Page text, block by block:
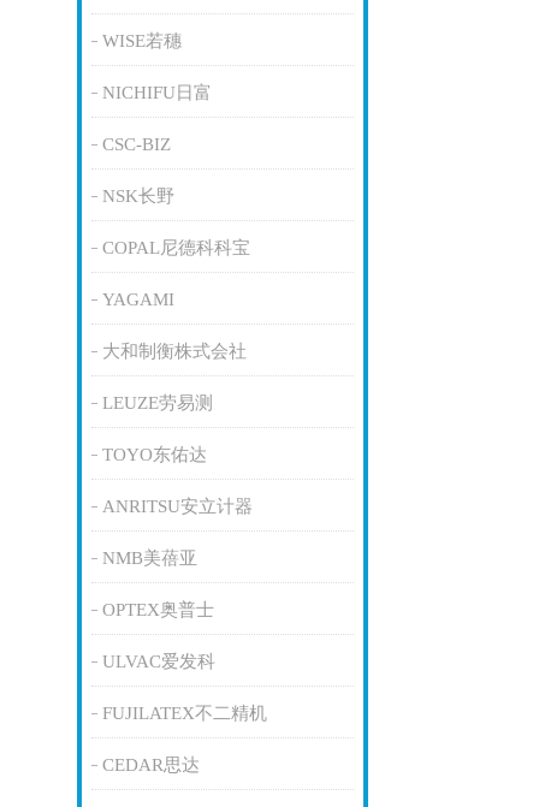
WISE若穗
NICHIFU日富
CSC-BIZ
NSK长野
COPAL尼德科科宝
YAGAMI
大和制衡株式会社
LEUZE劳易测
TOYO东佑达
ANRITSU安立计器
NMB美蓓亚
OPTEX奥普士
ULVAC爱发科
FUJILATEX不二精机
CEDAR思达